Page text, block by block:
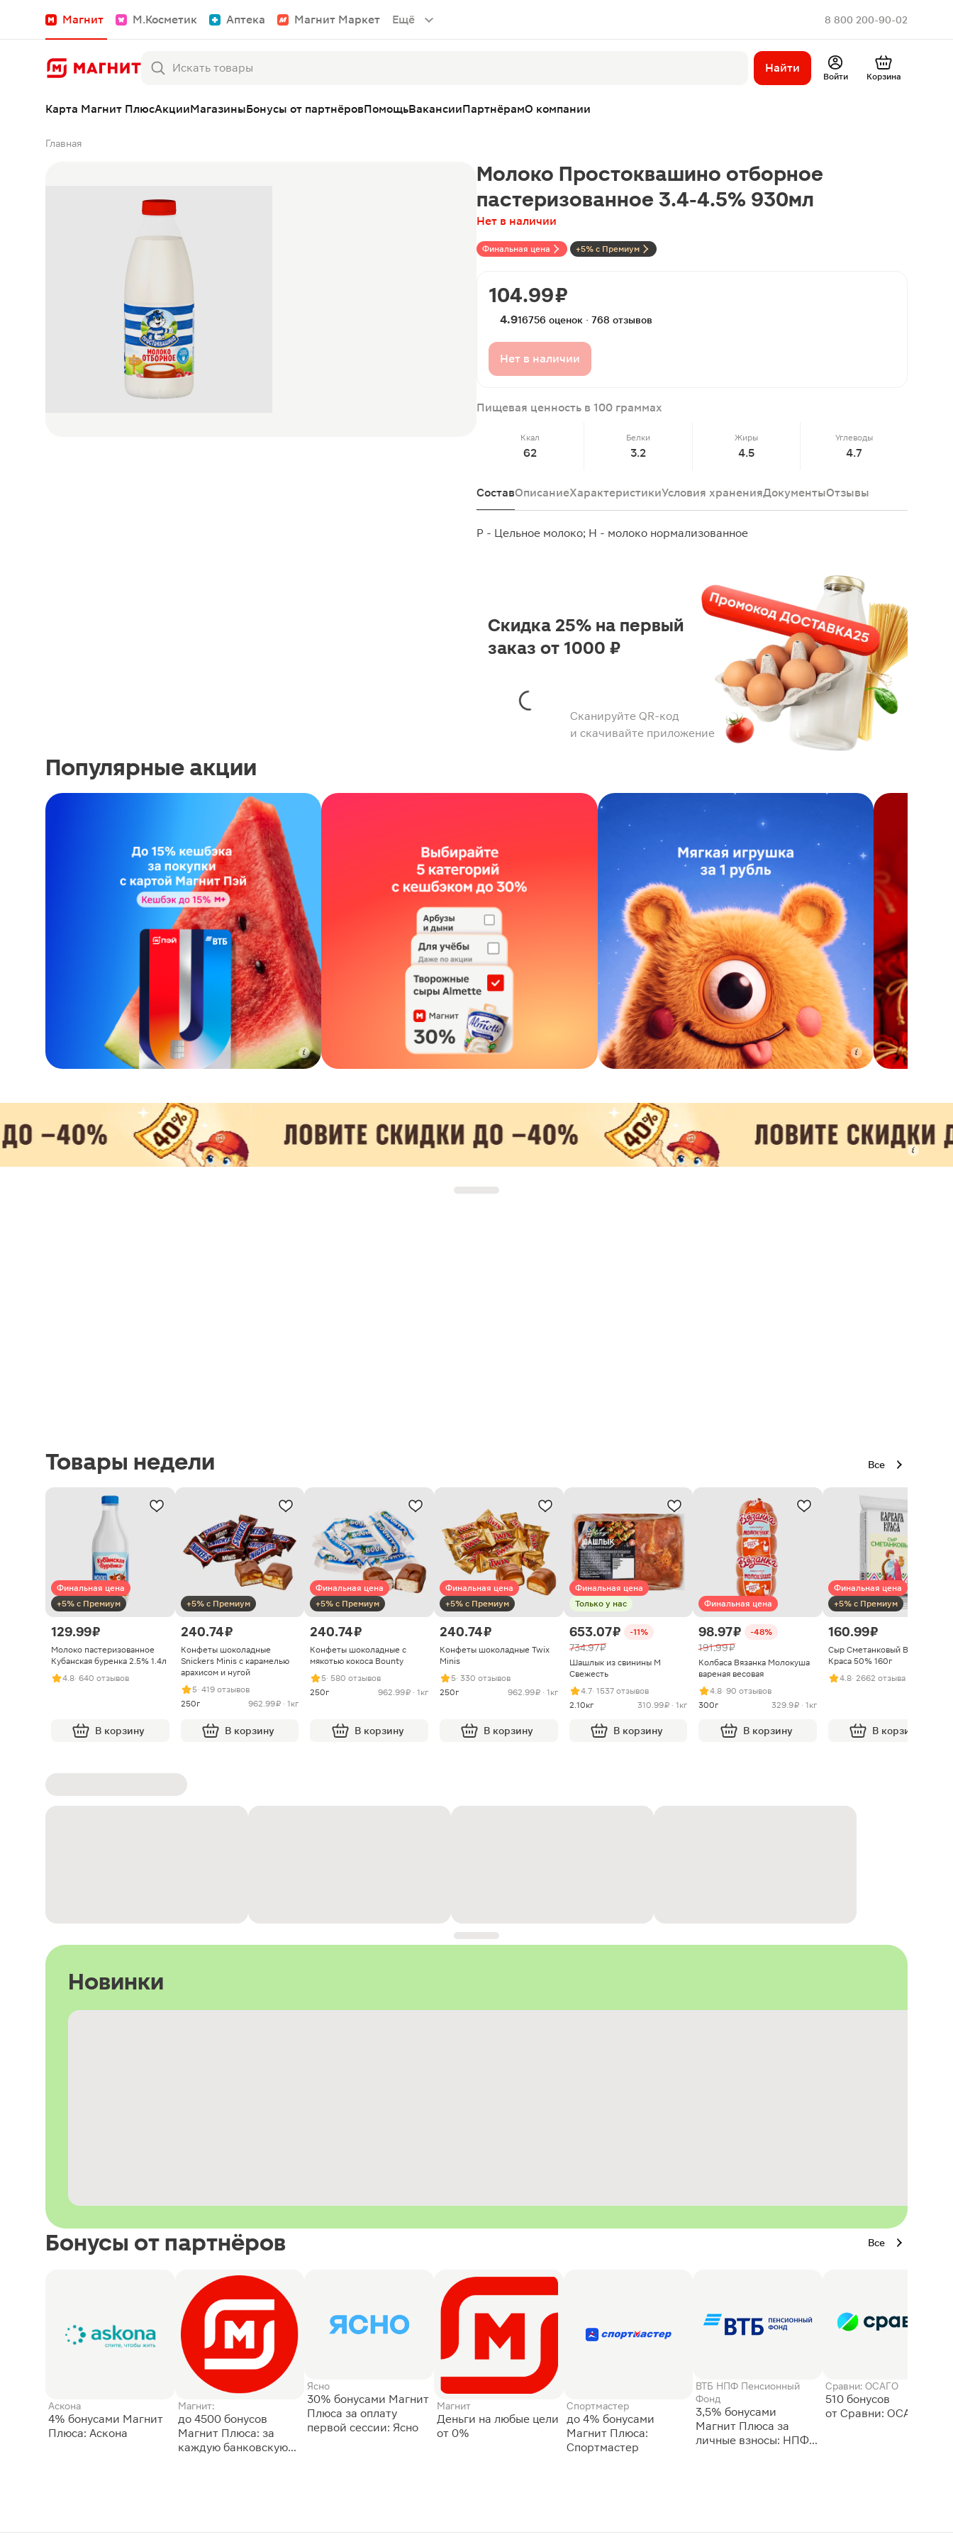
Магнит М.Косметик Аптека Магнит Маркет Ещё 8 800 200-90-02
Найти
Войти Корзина
Карта Магнит ПлюсАкцииМагазиныБонусы от партнёровПомощьВакансииПартнёрамО компании
Главная
Финальная цена +5% с Премиум
Молоко Простоквашино отборное
пастеризованное 3.4-4.5% 930мл
Нет в наличии
104.99 ₽
4.916756 оценок · 768 отзывов
Нет в наличии
Пищевая ценность в 100 граммах
Ккал
62
Белки
3.2
Жиры
4.5
Углеводы
4.7
СоставОписаниеХарактеристикиУсловия храненияДокументыОтзывы
Р - Цельное молоко; Н - молоко нормализованное
Сканируйте QR-код
и скачивайте приложение
Скидка 25% на первый
заказ от 1000 ₽
Популярные акции
Товары недели Все
Финальная цена
+5% с Премиум
129.99 ₽
Молоко пастеризованное
Кубанская буренка 2.5% 1.4л
4.8· 640 отзывов
В корзину
+5% с Премиум
240.74 ₽
Конфеты шоколадные
Snickers Minis с карамелью
арахисом и нугой
5· 419 отзывов
250г
962.99 ₽ · 1кг
В корзину
Финальная цена
+5% с Премиум
240.74 ₽
Конфеты шоколадные с
мякотью кокоса Bounty
5· 580 отзывов
250г
962.99 ₽ · 1кг
В корзину
Финальная цена
+5% с Премиум
240.74 ₽
Конфеты шоколадные Twix
Minis
5· 330 отзывов
250г
962.99 ₽ · 1кг
В корзину
Финальная цена
Только у нас
653.07 ₽ -11%
734.97 ₽
Шашлык из свинины М
Свежесть
4.7· 1537 отзывов
2.10кг
310.99 ₽ · 1кг
В корзину
Финальная цена
98.97 ₽ -48%
191.99 ₽
Колбаса Вязанка Молокуша
вареная весовая
4.8· 90 отзывов
300г
329.9 ₽ · 1кг
В корзину
Финальная цена
+5% с Премиум
160.99 ₽
Сыр Сметанковый Варвара
Краса 50% 160г
4.8· 2662 отзыва
В корзину
Новинки
Бонусы от партнёров Все
Аскона
4% бонусами Магнит
Плюса: Аскона
Магнит:
до 4500 бонусов
Магнит Плюса: за
каждую банковскую
Ясно
30% бонусами Магнит
Плюса за оплату
первой сессии: Ясно
Магнит
Деньги на любые цели
от 0%
Спортмастер
до 4% бонусами
Магнит Плюса:
Спортмастер
ВТБ НПФ Пенсионный
Фонд
3,5% бонусами
Магнит Плюса за
личные взносы: НПФ
Сравни: ОСАГО
510 бонусов